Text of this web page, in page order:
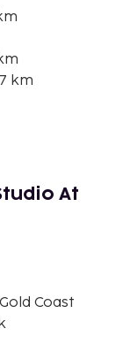
km
zijn:
At
Coast